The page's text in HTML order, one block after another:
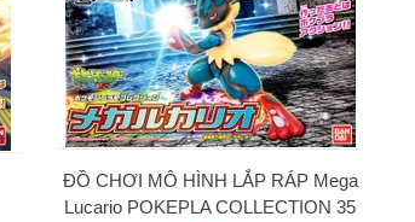
ĐỒ CHƠI MÔ HÌNH LẮP RÁP Mega
Lucario POKEPLA COLLECTION 35